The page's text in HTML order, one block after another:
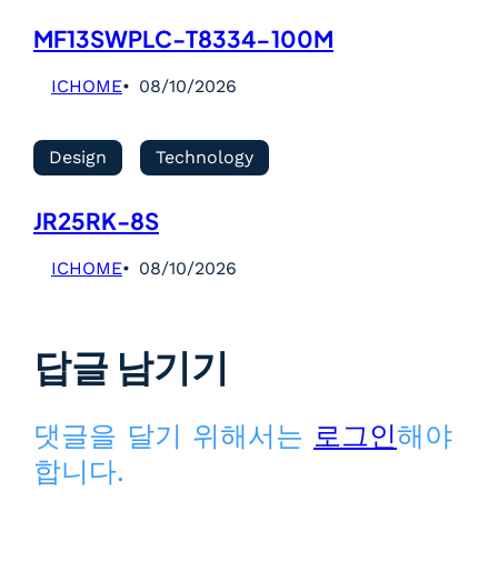
MF13SWPLC-T8334-100M
ICHOME 08/10/2026
Design Technology
JR25RK-8S
ICHOME 08/10/2026
답글 남기기
댓글을 달기 위해서는 로그인해야
합니다.